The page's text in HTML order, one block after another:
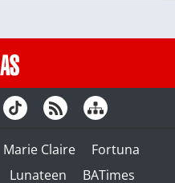
Marie Claire
Fortuna
Lunateen BATimes